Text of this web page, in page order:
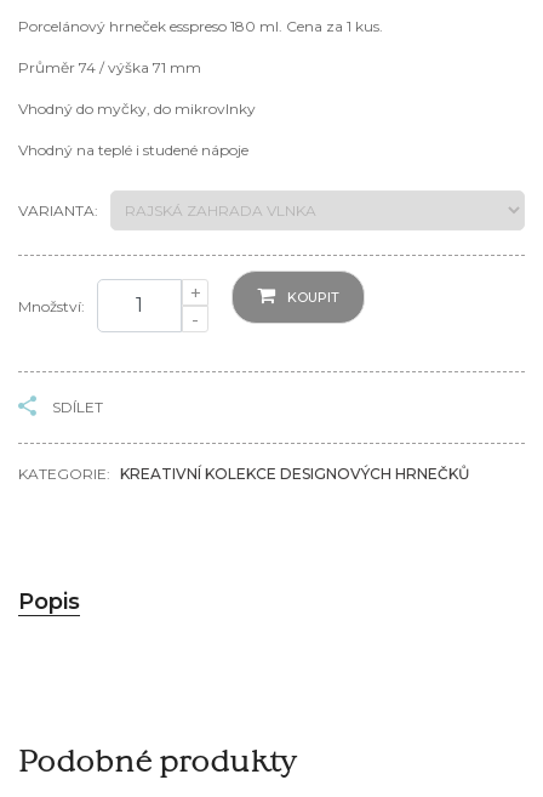
Porcelánový hrneček esspreso 180 ml. Cena za 1 kus.
Průměr 74 / výška 71 mm
Vhodný do myčky, do mikrovlnky
Vhodný na teplé i studené nápoje
VARIANTA:
Množství:
+
-
KOUPIT
SDÍLET
KATEGORIE: KREATIVNÍ KOLEKCE DESIGNOVÝCH HRNEČKŮ
Popis
Podobné produkty